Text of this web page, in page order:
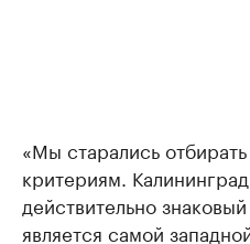
«Мы старались
критериям.
действительно
является самой